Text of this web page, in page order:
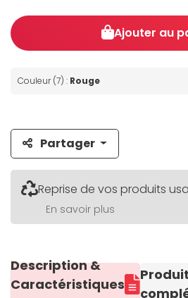
Ajouter au
Couleur (7) : Rouge
Partager
Reprise de vos produits
En savoir plus
Description &
Caractéristiques